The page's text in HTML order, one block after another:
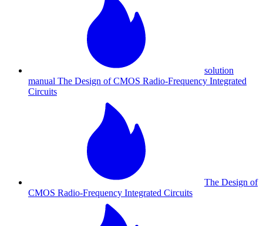
solution
manual The Design of CMOS Radio-Frequency Integrated
Circuits
The Design of
CMOS Radio-Frequency Integrated Circuits